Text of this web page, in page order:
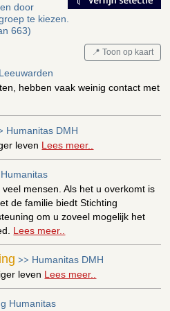
door
te kiezen.
663)
📍 Toon op kaart
hebben vaak weinig contact met
Humanitas DMH
leven Lees meer..
mensen. Als het u overkomt is
de familie biedt Stichting
om u zoveel mogelijk het
Lees meer..
>> Humanitas DMH
leven Lees meer..
Humanitas